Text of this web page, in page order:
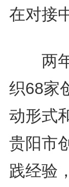
在对接
两年
织68家
动形式
贵阳市
践经验